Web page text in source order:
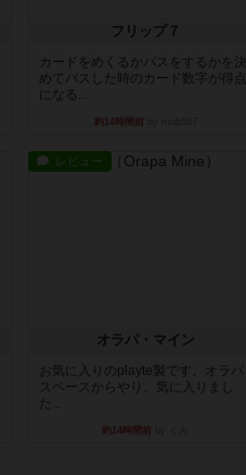
フリップ７
カードをめくるかパスをするかを決
めてパスした時のカード数字が得点
になる...
約14時間前
レビュー
オラパ・マイン
お気に入りのplayte製です。オラパ
スペースからやり、気に入りまし
た...
約14時間前